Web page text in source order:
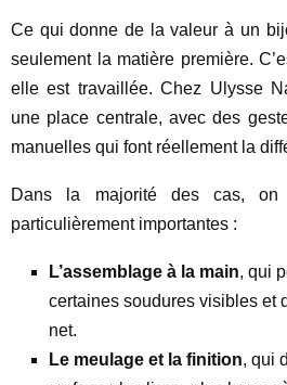
Ce qui donne de la valeur à un
seulement la matière première.
elle est travaillée. Chez Ulysse
une place centrale, avec des
manuelles qui font réellement la
Dans la majorité des cas, on
particulièrement importantes :
L’assemblage à la main, qui
certaines soudures visibles et
net.
Le meulage et la finition, qui